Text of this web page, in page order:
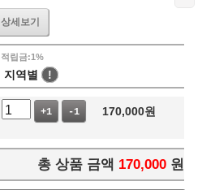
상세보기
적립금:1%
지역별 !
+1 -1 170,000원
총 상품 금액 170,000 원